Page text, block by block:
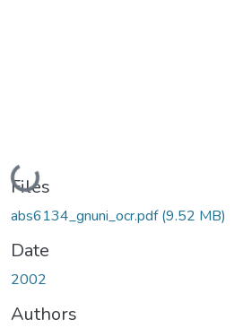
Loading...
Files
abs6134_gnuni_ocr.pdf(9.52 MB)
Date
2002
Authors